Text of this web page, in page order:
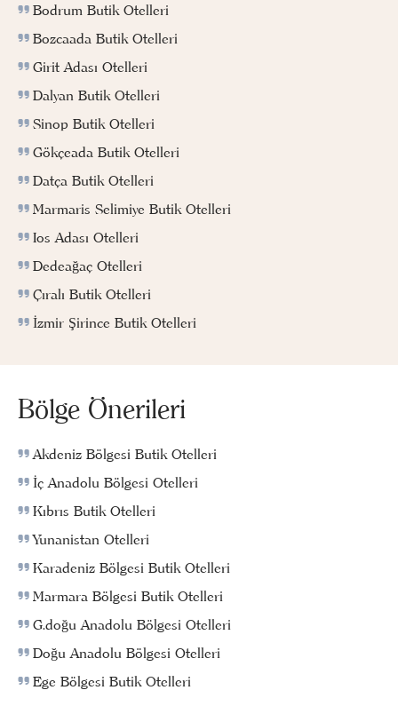
Bodrum Butik Otelleri
Bozcaada Butik Otelleri
Girit Adası Otelleri
Dalyan Butik Otelleri
Sinop Butik Otelleri
Gökçeada Butik Otelleri
Datça Butik Otelleri
Marmaris Selimiye Butik Otelleri
Ios Adası Otelleri
Dedeağaç Otelleri
Çıralı Butik Otelleri
İzmir Şirince Butik Otelleri
Bölge Önerileri
Akdeniz Bölgesi Butik Otelleri
İç Anadolu Bölgesi Otelleri
Kıbrıs Butik Otelleri
Yunanistan Otelleri
Karadeniz Bölgesi Butik Otelleri
Marmara Bölgesi Butik Otelleri
G.doğu Anadolu Bölgesi Otelleri
Doğu Anadolu Bölgesi Otelleri
Ege Bölgesi Butik Otelleri